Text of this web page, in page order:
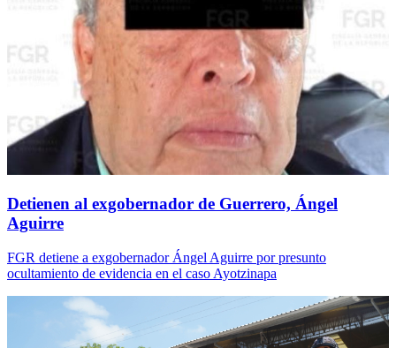
Detienen al exgobernador de Guerrero, Ángel
Aguirre
FGR detiene a exgobernador Ángel Aguirre por presunto
ocultamiento de evidencia en el caso Ayotzinapa